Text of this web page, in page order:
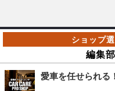
編集
愛車を任せられる